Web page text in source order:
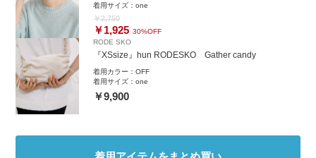
着用サイズ：one
￥2,750
￥1,925 30%OFF
RODE SKO
『XSsize』hun RODESKO Gather candy
着用カラー：OFF
着用サイズ：one
￥9,900